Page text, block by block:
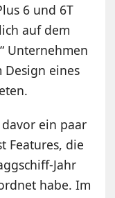
6 und 6T
auf dem
Unternehmen
Design eines
ein paar
Features, die
Jahr
habe. Im